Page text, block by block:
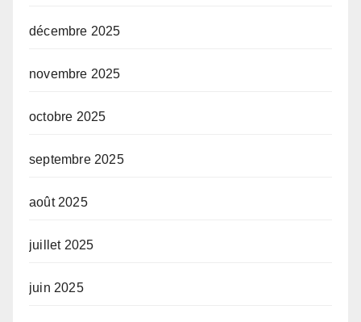
décembre 2025
novembre 2025
octobre 2025
septembre 2025
août 2025
juillet 2025
juin 2025